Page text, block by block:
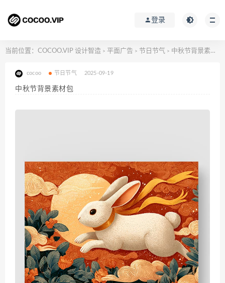
登录
当前位置： COCOO.VIP 设计智造 > 平面广告 > 节日节气 > 中秋节背景素材包
cocoo 节日节气 2025-09-19
中秋节背景素材包